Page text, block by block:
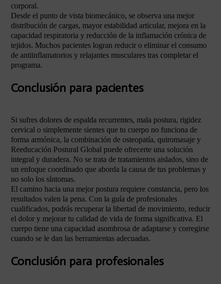
corporal.
Desde el punto de vista biomecánico, se observa una mejor
distribución de cargas, mayor estabilidad articular, mejora en la
capacidad respiratoria y reducción de la inflamación crónica de
tejidos. Muchos pacientes logran reducir o eliminar el consumo
de antiinflamatorios y relajantes musculares tras completar el
programa.
Conclusión para pacientes
Si sufres dolores de espalda recurrentes, mala postura, rigidez
cervical o simplemente sientes que tu cuerpo no funciona de
forma armónica, la combinación de osteopatía, quiromasaje y
Reeducación Postural Global puede ofrecerte una solución
integral y duradera. No se trata de tratamientos aislados, sino de
un enfoque coordinado que aborda la causa de tus problemas y
no solo los síntomas.
El camino hacia una mejor postura requiere constancia, pero los
resultados valen la pena. Con la guía de profesionales
cualificados, podrás recuperar la libertad de movimiento, reducir
el dolor y mejorar tu calidad de vida de forma significativa. El
cuerpo tiene una capacidad asombrosa de adaptarse y corregirse
cuando se le dan las herramientas adecuadas.
Conclusión para profesionales